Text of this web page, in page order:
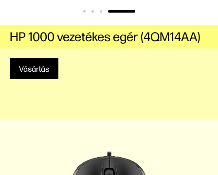
Vásárlás
HP 1000 vezetékes egér (4QM14AA)